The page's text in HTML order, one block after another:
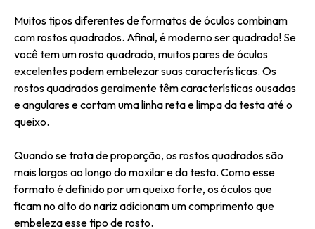
Muitos tipos diferentes de formatos de óculos combinam
com rostos quadrados. Afinal, é moderno ser quadrado! Se
você tem um rosto quadrado, muitos pares de óculos
excelentes podem embelezar suas características. Os
rostos quadrados geralmente têm características ousadas
e angulares e cortam uma linha reta e limpa da testa até o
queixo.
Quando se trata de proporção, os rostos quadrados são
mais largos ao longo do maxilar e da testa. Como esse
formato é definido por um queixo forte, os óculos que
ficam no alto do nariz adicionam um comprimento que
embeleza esse tipo de rosto.